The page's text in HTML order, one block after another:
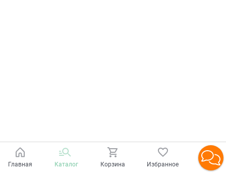
Главная Каталог Корзина Избранное Войти